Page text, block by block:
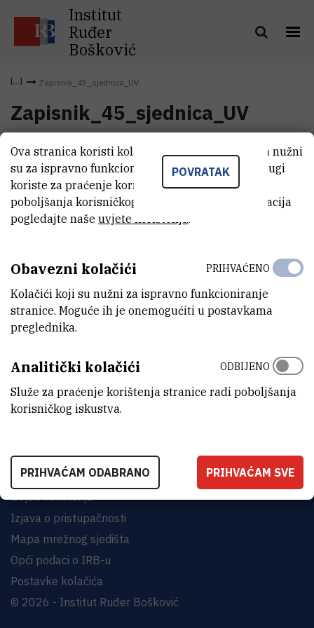
Institut
Ruđer
Bošković
Zapisnik_45_sjednica_UV
Zapisnik_45_sjednica_UV
Zapisnik_45_sjednica_UV (5,4 MB)
Bijenička cesta 54, 10000 Zagreb
KONTAKTIRAJTE NAS
Uvjeti korištenja
Izjava o pristupačnosti
Mapa mrežnog sjedišta
Opći podaci o IRB-u
Postavke kolačića
© 2026 - Institut Ruđer Bošković
POVRATAK
Ova stranica koristi kolačiće. Neki od tih kolačića nužni
su za ispravno funkcioniranje stranice, dok se drugi
koriste za praćenje korištenja stranice radi
poboljšanja korisničkog iskustva. Za više informacija
pogledajte naše uvjete korištenja.
Obavezni kolačići
Kolačići koji su nužni za ispravno funkcioniranje
stranice. Moguće ih je onemogućiti u postavkama
preglednika.
PRIHVAĆENO
Analitički kolačići
Služe za praćenje korištenja stranice radi poboljšanja
korisničkog iskustva.
ODBIJENO
PRIHVAĆAM ODABRANO PRIHVAĆAM SVE